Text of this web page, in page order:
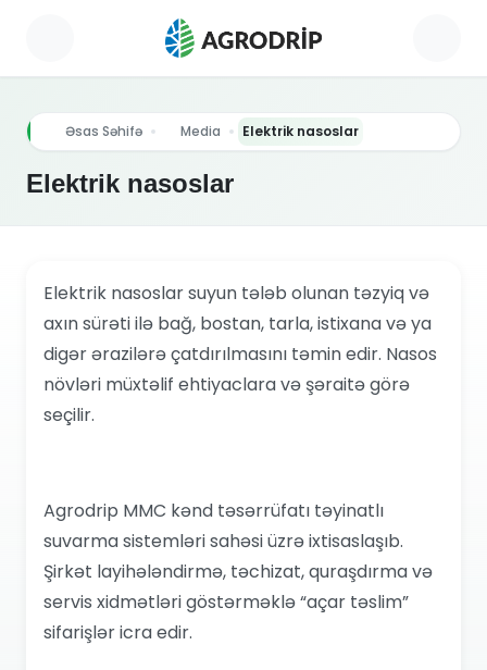
Əsas Səhifə Media Elektrik nasoslar
Elektrik nasoslar
Elektrik nasoslar suyun tələb olunan təzyiq və
axın sürəti ilə bağ, bostan, tarla, istixana və ya
digər ərazilərə çatdırılmasını təmin edir. Nasos
növləri müxtəlif ehtiyaclara və şəraitə görə
seçilir.
Agrodrip MMC kənd təsərrüfatı təyinatlı
suvarma sistemləri sahəsi üzrə ixtisaslaşıb.
Şirkət layihələndirmə, təchizat, quraşdırma və
servis xidmətləri göstərməklə “açar təslim”
sifarişlər icra edir.